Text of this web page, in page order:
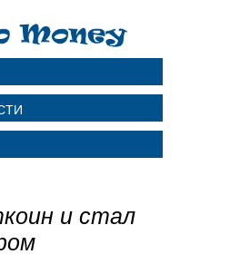
и стал